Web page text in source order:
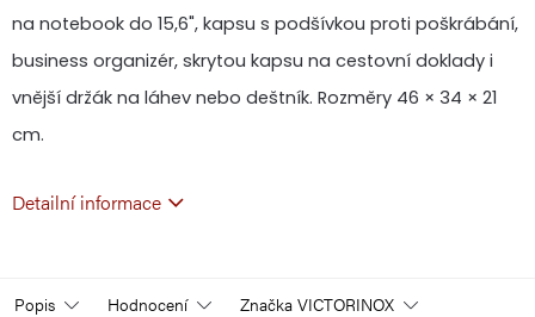
na notebook do 15,6", kapsu s podšívkou proti poškrábání,
business organizér, skrytou kapsu na cestovní doklady i
vnější držák na láhev nebo deštník. Rozměry 46 × 34 × 21
cm.
Detailní informace
Popis Hodnocení Značka VICTORINOX